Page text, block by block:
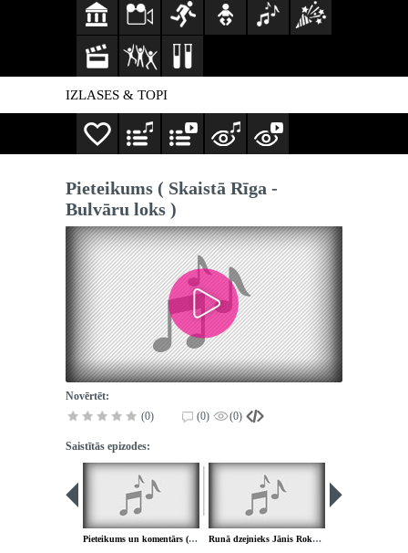
IZLASES & TOPI
Pieteikums ( Skaistā Rīga -
Bulvāru loks )
Novērtēt:
(0)
(0) (0)
Saistītās epizodes:
Pieteikums un komentārs ( sveic virsdiriģentus ) Runā dzejnieks Jānis Rokpelnis